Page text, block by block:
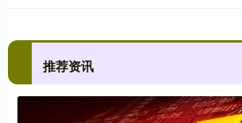
推荐资讯